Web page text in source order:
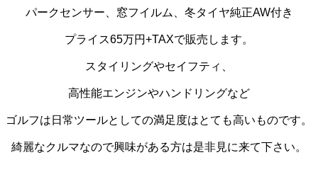
パークセンサー、窓フイルム、冬タイヤ純正AW付き
プライス65万円+TAXで販売します。
スタイリングやセイフティ、
高性能エンジンやハンドリングなど
ゴルフは日常ツールとしての満足度はとても高いものです。
綺麗なクルマなので興味がある方は是非見に来て下さい。